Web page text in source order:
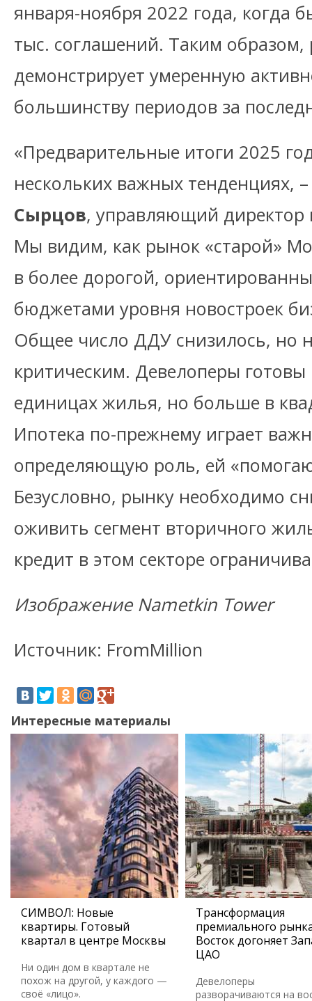
января-ноября 2022 года, когда
тыс. соглашений. Таким
демонстрирует умеренную
большинству периодов за
«Предварительные итоги 2025
нескольких важных тенденциях,
Сырцов, управляющий
Мы видим, как рынок «старой»
в более дорогой,
бюджетами уровня новостроек
Общее число ДДУ снизилось, но
критическим. Девелоперы
единицах жилья, но больше в
Ипотека по-прежнему играет
определяющую роль, ей
Безусловно, рынку необходимо
оживить сегмент вторичного
кредит в этом секторе
Изображение Nametkin Tower
Источник: FromMillion
Интересные материалы
СИМВОЛ: Новые
квартиры. Готовый
квартал в центре Москвы
Ни один дом в квартале не
похож на другой, у каждого —
своё «лицо».
Трансформация
премиального
Восток догоняет
ЦАО
Девелоперы
разворачиваются на